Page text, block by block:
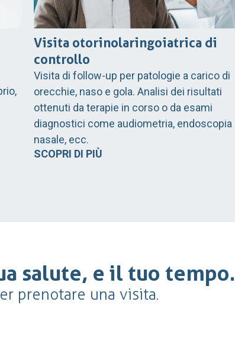
Visita otorinolaringoiatrica di
controllo
Visita di follow-up per patologie a carico di
orecchie, naso e gola. Analisi dei risultati
ottenuti da terapie in corso o da esami
diagnostici come audiometria, endoscopia
nasale, ecc.
SCOPRI DI PIÙ
salute, e il tuo tempo.
prenotare una visita.